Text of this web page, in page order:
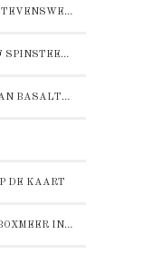
EEN MUNT UIT STEVENSWEERT
SPINKLOSJES OF SPINSTEENTJES
MAALSTENEN VAN BASALTLAVA
DE KAART
VONDSTEN UIT BOXMEER IN HET RIJKSMUSEUM VOOR OUDHEDN IN LEIDEN